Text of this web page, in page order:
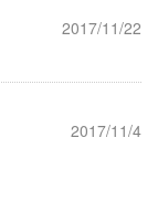
2017/11/22
2017/11/4